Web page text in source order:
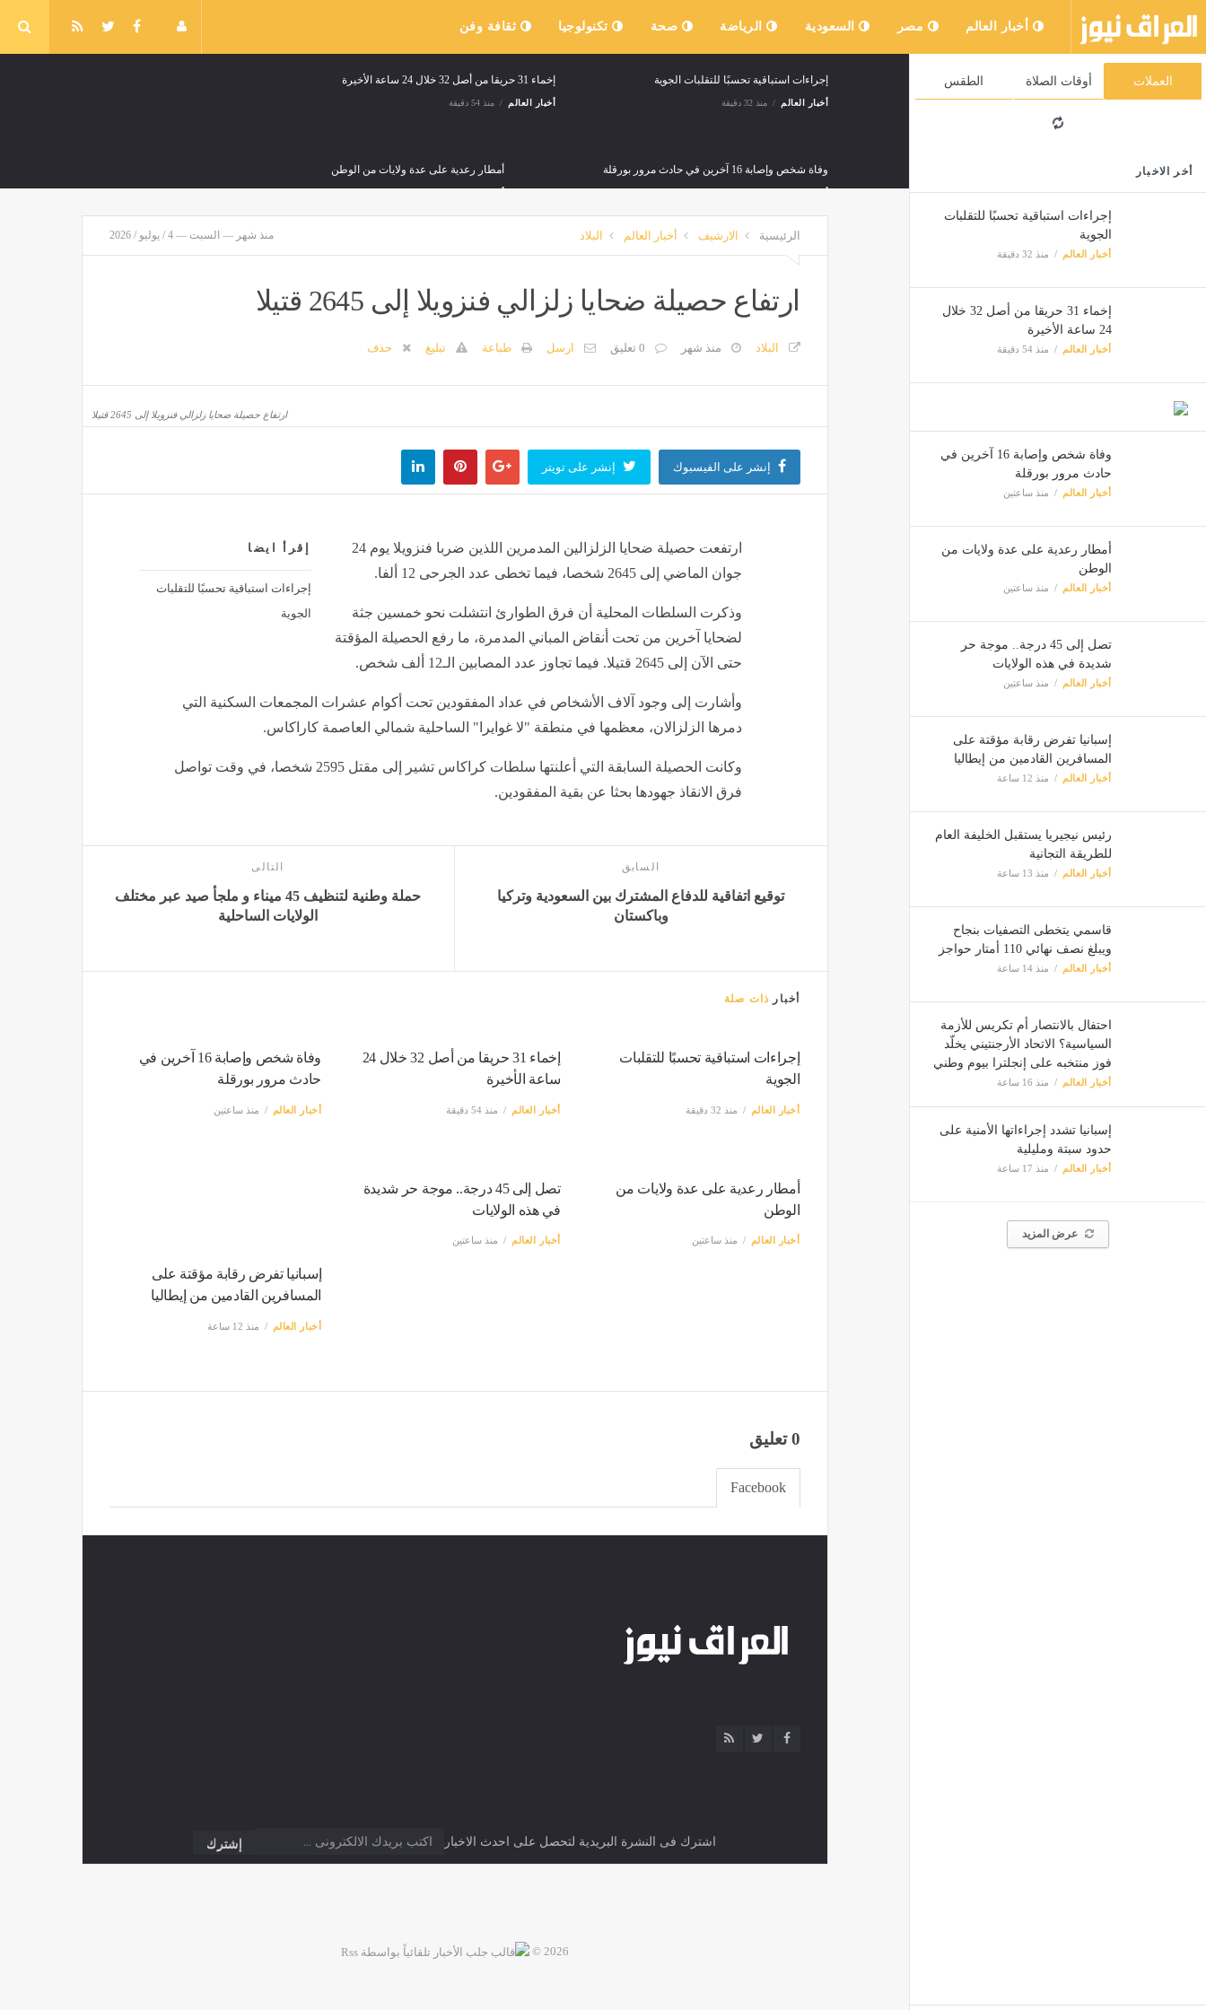
أخبار العالم مصر السعودية الرياضة صحة تكنولوجيا ثقافة وفن
العملات أوقات الصلاة الطقس
أخر الاخبار
إجراءات استباقية تحسبًا للتقلبات
الجوية
أخبار العالم منذ 32 دقيقة
إخماء 31 حريقا من أصل 32 خلال
24 ساعة الأخيرة
أخبار العالم منذ 54 دقيقة
وفاة شخص وإصابة 16 آخرين في
حادث مرور بورقلة
أخبار العالم منذ ساعتين
أمطار رعدية على عدة ولايات من
الوطن
أخبار العالم منذ ساعتين
تصل إلى 45 درجة.. موجة حر
شديدة في هذه الولايات
أخبار العالم منذ ساعتين
إسبانيا تفرض رقابة مؤقتة على
المسافرين القادمين من إيطاليا
أخبار العالم منذ 12 ساعة
رئيس نيجيريا يستقبل الخليفة العام
للطريقة التجانية
أخبار العالم منذ 13 ساعة
قاسمي يتخطى التصفيات بنجاح
ويبلغ نصف نهائي 110 أمتار حواجز
أخبار العالم منذ 14 ساعة
احتفال بالانتصار أم تكريس للأزمة
السياسية؟ الاتحاد الأرجنتيني يخلّد
فوز منتخبه على إنجلترا بيوم وطني
أخبار العالم منذ 16 ساعة
إسبانيا تشدد إجراءاتها الأمنية على
حدود سبتة ومليلية
أخبار العالم منذ 17 ساعة
عرض المزيد
إجراءات استباقية تحسبًا للتقلبات الجوية
أخبار العالم منذ 32 دقيقة
إخماء 31 حريقا من أصل 32 خلال 24 ساعة الأخيرة
أخبار العالم منذ 54 دقيقة
وفاة شخص وإصابة 16 آخرين في حادث مرور بورقلة أمطار رعدية على عدة ولايات من الوطن
تصل إلى 45 درجة.. موجة حر شديدة في هذه الولايات إسبانيا تفرض رقابة مؤقتة على المسافرين القادمين من إيطاليا
الرئيسية الارشيف أخبار العالم البلاد منذ شهر — السبت — 4 / يوليو / 2026
ارتفاع حصيلة ضحايا زلزالي فنزويلا إلى 2645 قتيلا
البلاد منذ شهر 0 تعليق ارسل طباعة تبليغ حذف
ارتفاع حصيلة ضحايا زلزالي فنزويلا إلى 2645 قتيلا
إنشر على الفيسبوك إنشر على تويتر
إقرأ ايضا
إجراءات استباقية تحسبًا للتقلبات
الجوية
ارتفعت حصيلة ضحايا الزلزالين المدمرين اللذين ضربا فنزويلا يوم 24
جوان الماضي إلى 2645 شخصا، فيما تخطى عدد الجرحى 12 ألفا.
وذكرت السلطات المحلية أن فرق الطوارئ انتشلت نحو خمسين جثة
لضحايا آخرين من تحت أنقاض المباني المدمرة، ما رفع الحصيلة المؤقتة
حتى الآن إلى 2645 قتيلا. فيما تجاوز عدد المصابين الـ12 ألف شخص.
وأشارت إلى وجود آلاف الأشخاص في عداد المفقودين تحت أكوام عشرات المجمعات السكنية التي
دمرها الزلزالان، معظمها في منطقة "لا غوايرا" الساحلية شمالي العاصمة كاراكاس.
وكانت الحصيلة السابقة التي أعلنتها سلطات كراكاس تشير إلى مقتل 2595 شخصا، في وقت تواصل
فرق الانقاذ جهودها بحثا عن بقية المفقودين.
السابق
توقيع اتفاقية للدفاع المشترك بين السعودية وتركيا
وباكستان
التالى
حملة وطنية لتنظيف 45 ميناء و ملجأ صيد عبر مختلف
الولايات الساحلية
أخبار ذات صلة
إجراءات استباقية تحسبًا للتقلبات
الجوية
أخبار العالم منذ 32 دقيقة
إخماء 31 حريقا من أصل 32 خلال 24
ساعة الأخيرة
أخبار العالم منذ 54 دقيقة
وفاة شخص وإصابة 16 آخرين في
حادث مرور بورقلة
أخبار العالم منذ ساعتين
أمطار رعدية على عدة ولايات من
الوطن
أخبار العالم منذ ساعتين
تصل إلى 45 درجة.. موجة حر شديدة
في هذه الولايات
أخبار العالم منذ ساعتين
إسبانيا تفرض رقابة مؤقتة على
المسافرين القادمين من إيطاليا
أخبار العالم منذ 12 ساعة
0 تعليق
Facebook
اشترك فى النشرة البريدية لتحصل على احدث الاخبار
2026 ©